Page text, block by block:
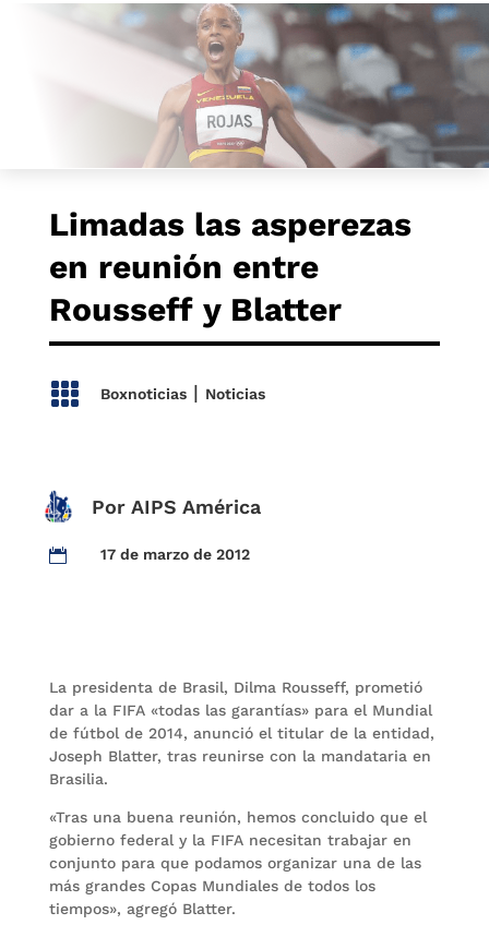
Limadas las asperezas
en reunión entre
Rousseff y Blatter
 Boxnoticias| Noticias
Por AIPS América
 17 de marzo de 2012
La presidenta de Brasil, Dilma Rousseff, prometió
dar a la FIFA «todas las garantías» para el Mundial
de fútbol de 2014, anunció el titular de la entidad,
Joseph Blatter, tras reunirse con la mandataria en
Brasilia.
«Tras una buena reunión, hemos concluido que el
gobierno federal y la FIFA necesitan trabajar en
conjunto para que podamos organizar una de las
más grandes Copas Mundiales de todos los
tiempos», agregó Blatter.